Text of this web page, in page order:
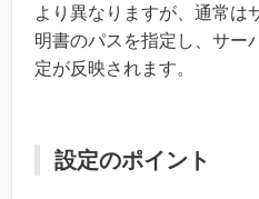
より異なりますが、通常は
明書のパスを指定し、サー
定が反映されます。
設定のポイント